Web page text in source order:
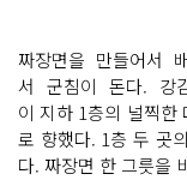
짜장면을 만들어서
서 군침이 돈다. 강
이 지하 1층의 널찍한
로 향했다. 1층 두 곳
다. 짜장면 한 그릇을